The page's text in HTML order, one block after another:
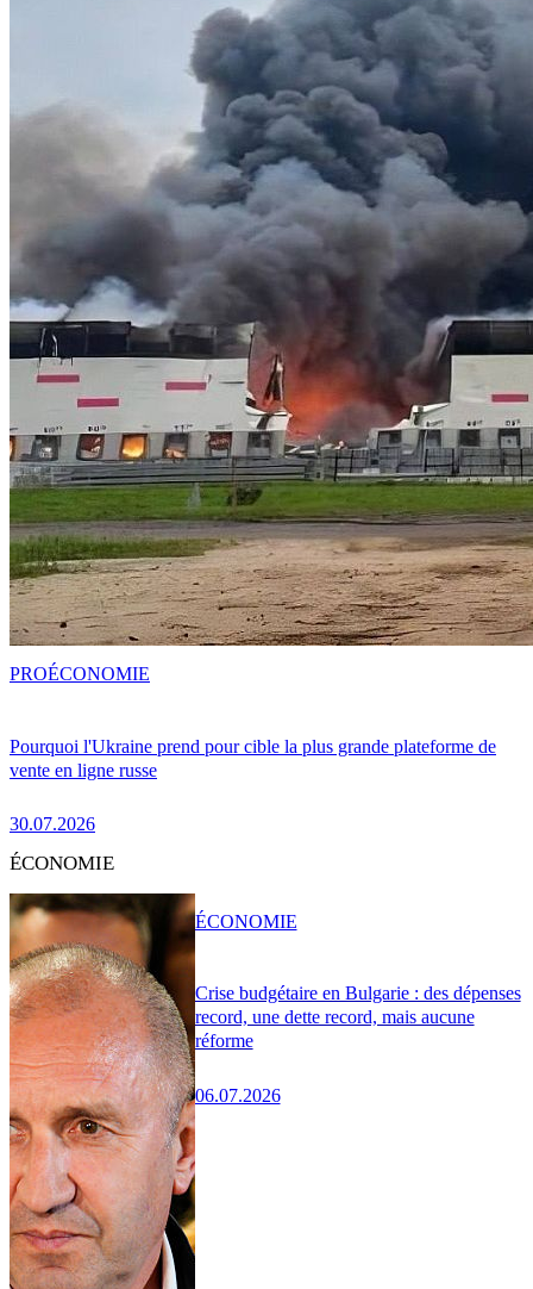
Pourquoi l'Ukraine prend pour cible la plus grande plateforme de
vente en ligne russe
30.07.2026
PROÉCONOMIE
ÉCONOMIE
Crise budgétaire en Bulgarie : des dépenses
record, une dette record, mais aucune
réforme
06.07.2026
ÉCONOMIE